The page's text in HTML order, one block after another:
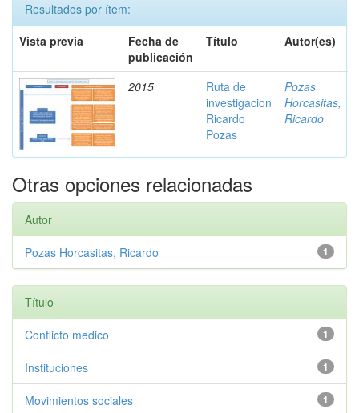
Resultados por ítem:
Vista previa
Fecha de
publicación
Título Autor(es)
2015
Ruta de
investigacion
Ricardo
Pozas
Pozas
Horcasitas,
Ricardo
Otras opciones relacionadas
Autor
1
Pozas Horcasitas, Ricardo
Título
1
Conflicto medico
1
Instituciones
1
Movimientos sociales